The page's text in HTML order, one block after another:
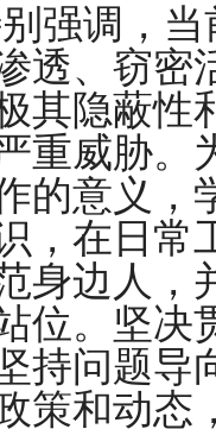
强调，
透、窃密
其隐蔽性
重威胁。
的意义，
，在日常
身边人，
位。坚决
持问题导
策和动态